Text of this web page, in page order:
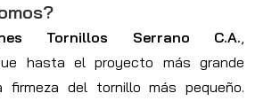
Tornillos Serrano C.A.,
hasta el proyecto más grande
firmeza del tornillo más pequeño.